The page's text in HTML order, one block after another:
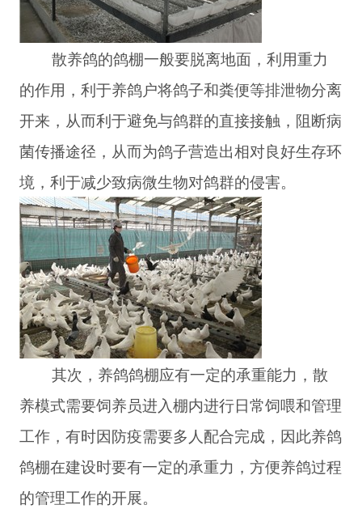
散养鸽的鸽棚一般要脱离地面，利用重力
的作用，利于养鸽户将鸽子和粪便等排泄物分离
开来，从而利于避免与鸽群的直接接触，阻断病
菌传播途径，从而为鸽子营造出相对良好生存环
境，利于减少致病微生物对鸽群的侵害。
其次，养鸽鸽棚应有一定的承重能力，散
养模式需要饲养员进入棚内进行日常饲喂和管理
工作，有时因防疫需要多人配合完成，因此养鸽
鸽棚在建设时要有一定的承重力，方便养鸽过程
的管理工作的开展。